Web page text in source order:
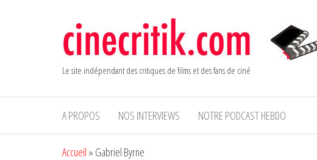
Le site indépendant des critiques de films et des fans de ciné
A PROPOS NOS INTERVIEWS NOTRE PODCAST HEBDO
Accueil » Gabriel Byrne